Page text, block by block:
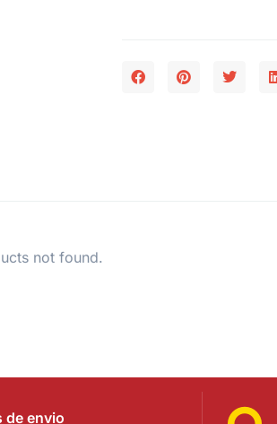
not found.
de envio